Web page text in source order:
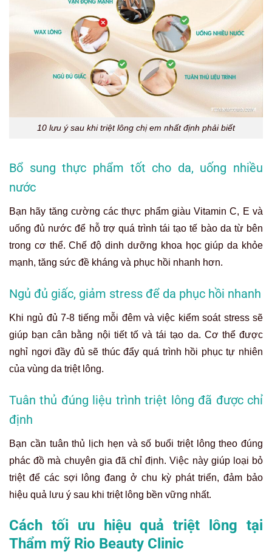
10 lưu ý sau khi triệt lông chị em nhất định phải biết
Bổ sung thực phẩm tốt cho da, uống nhiều
nước
Bạn hãy tăng cường các thực phẩm giàu Vitamin C, E và
uống đủ nước để hỗ trợ quá trình tái tạo tế bào da từ bên
trong cơ thể. Chế độ dinh dưỡng khoa học giúp da khỏe
mạnh, tăng sức đề kháng và phục hồi nhanh hơn.
Ngủ đủ giấc, giảm stress để da phục hồi nhanh
Khi ngủ đủ 7-8 tiếng mỗi đêm và việc kiểm soát stress sẽ
giúp bạn cân bằng nội tiết tố và tái tạo da. Cơ thể được
nghỉ ngơi đầy đủ sẽ thúc đẩy quá trình hồi phục tự nhiên
của vùng da triệt lông.
Tuân thủ đúng liệu trình triệt lông đã được chỉ
định
Bạn cần tuân thủ lịch hẹn và số buổi triệt lông theo đúng
phác đồ mà chuyên gia đã chỉ định. Việc này giúp loại bỏ
triệt để các sợi lông đang ở chu kỳ phát triển, đảm bảo
hiệu quả lưu ý sau khi triệt lông bền vững nhất.
Cách tối ưu hiệu quả triệt lông tại
Thẩm mỹ Rio Beauty Clinic